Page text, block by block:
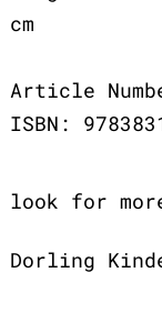
cm
Article
ISBN:
look for
Dorling